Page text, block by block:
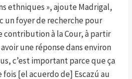
ethniques », ajoute Madrigal,
un foyer de recherche pour
à la Cour, à partir
une réponse dans environ
c’est important parce que ça
[el acuerdo de] Escazú au